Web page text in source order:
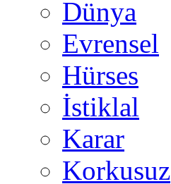
Dünya
Evrensel
Hürses
İstiklal
Karar
Korkusuz